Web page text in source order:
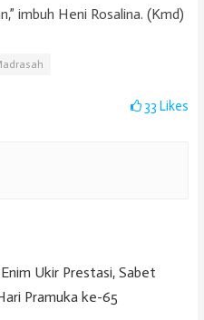
imbuh Heni Rosalina. (Kmd)
33Likes
Ukir Prestasi, Sabet
Pramuka ke-65